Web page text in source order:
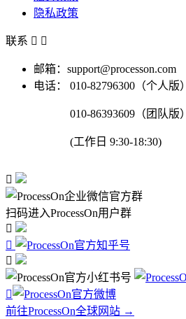
隐私政策
联系  
邮箱：support@processon.com
电话：
010-82796300（个人版）
010-86393609（团队版）
(工作日 9:30-18:30)

扫码进入ProcessOn用户群




前往ProcessOn全球网站 →